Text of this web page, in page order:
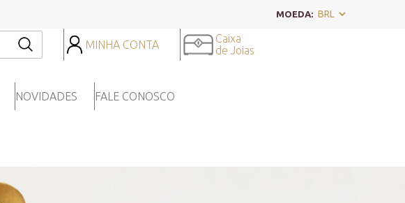
MOEDA:
MINHA CONTA
Caixa
de Joias
NOVIDADES FALE CONOSCO